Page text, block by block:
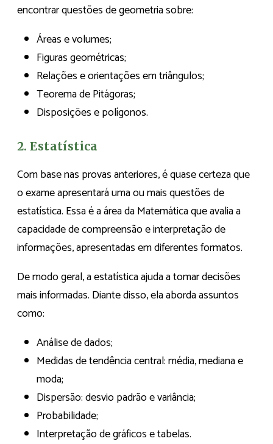
encontrar questões de geometria sobre:
Áreas e volumes;
Figuras geométricas;
Relações e orientações em triângulos;
Teorema de Pitágoras;
Disposições e polígonos.
2. Estatística
Com base nas provas anteriores, é quase certeza que
o exame apresentará uma ou mais questões de
estatística. Essa é a área da Matemática que avalia a
capacidade de compreensão e interpretação de
informações, apresentadas em diferentes formatos.
De modo geral, a estatística ajuda a tomar decisões
mais informadas. Diante disso, ela aborda assuntos
como:
Análise de dados;
Medidas de tendência central: média, mediana e
moda;
Dispersão: desvio padrão e variância;
Probabilidade;
Interpretação de gráficos e tabelas.